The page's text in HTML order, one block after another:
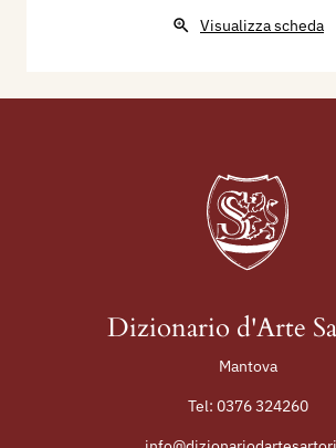
Visualizza scheda
Dizionario d'Arte
Mantova
Tel: 0376 324260